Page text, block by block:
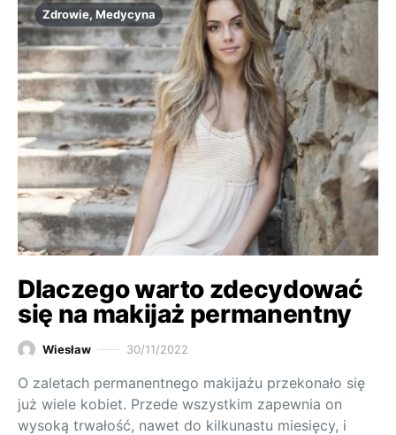
Zdrowie, Medycyna
Dlaczego warto zdecydować
się na makijaż permanentny
Wiesław 30/11/2022
O zaletach permanentnego makijażu przekonało się
już wiele kobiet. Przede wszystkim zapewnia on
wysoką trwałość, nawet do kilkunastu miesięcy, i